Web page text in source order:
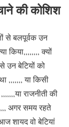
की कोशिश
से बलपूर्वक उन
किया,,,,,,,, क्यों
उन बेटियों को
,,,,,,, या किसी
राजनीती की
अगर समय रहते
शायद वो बेटियां